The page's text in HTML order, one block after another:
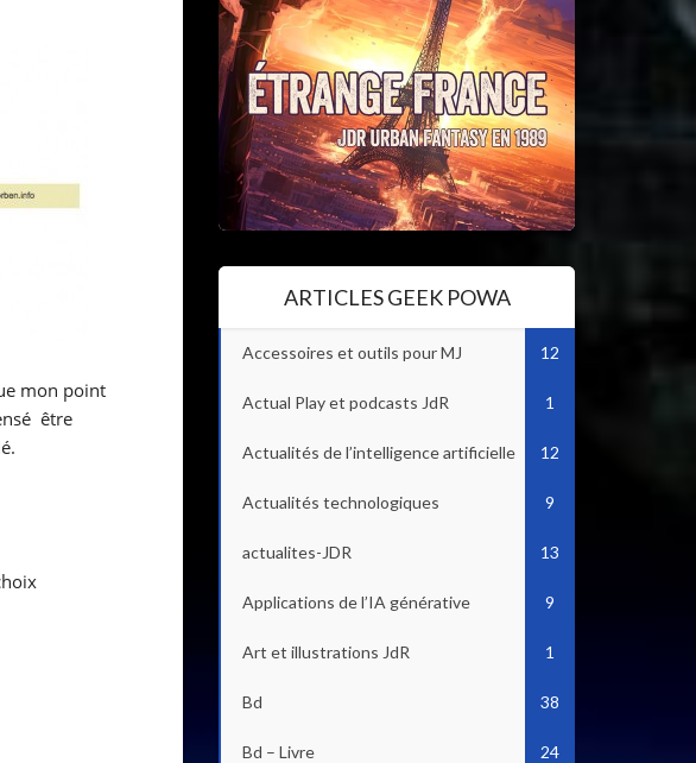
mon point
être
ARTICLES GEEK POWA
Accessoires et outils pour MJ 12
Actual Play et podcasts JdR 1
Actualités de l’intelligence artificielle 12
Actualités technologiques 9
actualites-JDR 13
Applications de l’IA générative 9
Art et illustrations JdR 1
Bd 38
Bd – Livre 24